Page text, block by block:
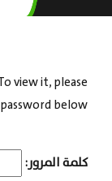
view it, please
below.
كلمة المرور: